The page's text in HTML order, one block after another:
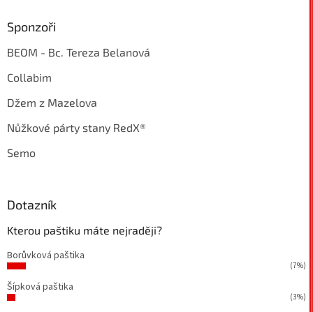
Sponzoři
BEOM - Bc. Tereza Belanová
Collabim
Džem z Mazelova
Nůžkové párty stany RedX®
Semo
Dotazník
Kterou paštiku máte nejraději?
Borůvková paštika
(7%)
Šípková paštika
(3%)